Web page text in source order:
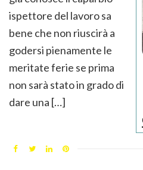
ispettore del lavoro sa
bene che non riuscirà a
godersi pienamente le
meritate ferie se prima
non sarà stato in grado di
dare una […]